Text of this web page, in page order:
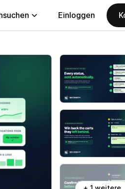
Einloggen